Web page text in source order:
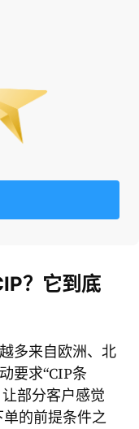
？它到底
多来自欧洲、北
要求“CIP条
部分客户感觉
单的前提条件之